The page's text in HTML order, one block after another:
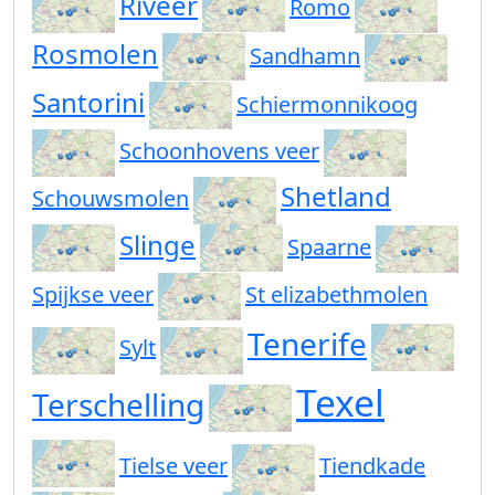
Romo
Rosmolen Sandhamn
Santorini
Schiermonnikoog
Schoonhovens veer
Schouwsmolen
Shetland
Slinge
Spaarne
Spijkse veer
St elizabethmolen
Sylt
Tenerife
Terschelling
Texel
Tielse veer Tiendkade